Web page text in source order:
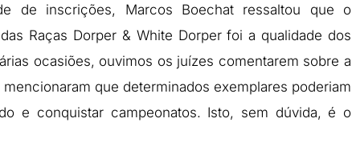
de inscrições, Marcos Boechat ressaltou que o
Raças Dorper & White Dorper foi a qualidade dos
ocasiões, ouvimos os juízes comentarem sobre a
que determinados exemplares poderiam
e conquistar campeonatos. Isto, sem dúvida, é o